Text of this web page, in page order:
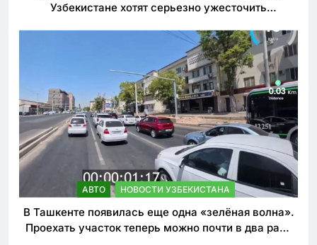
Узбекистане хотят серьезно ужесточить
АВТО НОВОСТИ УЗБЕКИСТАНА
В Ташкенте появилась еще одна «зелёная волна».
Проехать участок теперь можно почти в два раза